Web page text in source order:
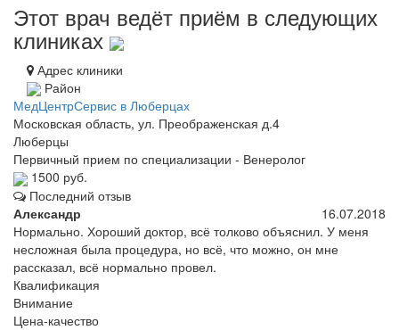
Этот врач ведёт приём в следующих
клиниках
Адрес клиники
Район
МедЦентрСервис в Люберцах
Московская область, ул. Преображенская д.4
Люберцы
Первичный прием по специализации - Венеролог
1500 руб.
Последний отзыв
Александр
16.07.2018
Нормально. Хороший доктор, всё толково объяснил. У меня
несложная была процедура, но всё, что можно, он мне
рассказал, всё нормально провел.
Квалификация
Внимание
Цена-качество